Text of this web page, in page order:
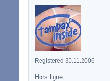
Registered 30.11.2006
Hors ligne